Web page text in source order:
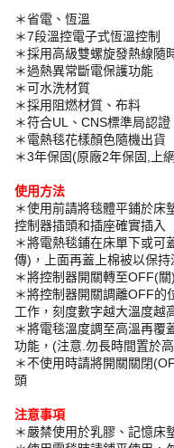
＊省電、恆溫
＊7段溫控電子式恆溫控制
＊採用高級雙螺旋發熱線隨
＊過熱異常斷電保護功能
＊可水洗材質
＊採用阻燃材質、布料
＊符合UL、CNS標準局認證
＊電熱毯花樣顏色隨機出貨
＊3年保固(原廠2年保固,上
使用方法
＊使用前請將毯體平鋪於床
控制器插頭和插座確實插入
＊將電熱毯鋪在床單下或可
傳)，上面再蓋上棉被以保持
＊將控制器開關轉至OFF(
＊將控制器開關調離OFF的
工作，刻度數字越大溫度越
＊將電毯溫度調至高溫再覆
功能，(注意.勿長時間置於
＊不使用時請將開關關閉
頭
注意事項
＊嚴禁使用於乳膠、記憶床